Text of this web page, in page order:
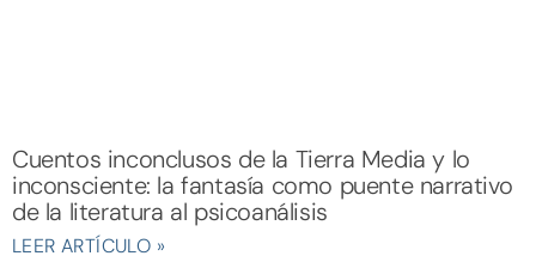
Cuentos inconclusos de la Tierra Media y lo
inconsciente: la fantasía como puente narrativo
de la literatura al psicoanálisis
LEER ARTÍCULO »